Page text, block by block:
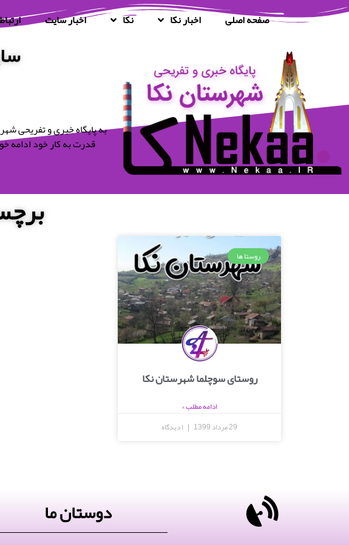
صفحه اصلی اخبار نکا نکا اخبار سایت
قدرت به کار خود ادامه
روستا ها
روستای سوچلما شهرستان نکا
ادامه مطلب »
29 مرداد 1399
دوستان ما